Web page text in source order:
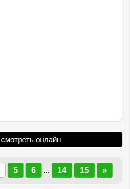
онлайн
5 6 ... 14 15 »